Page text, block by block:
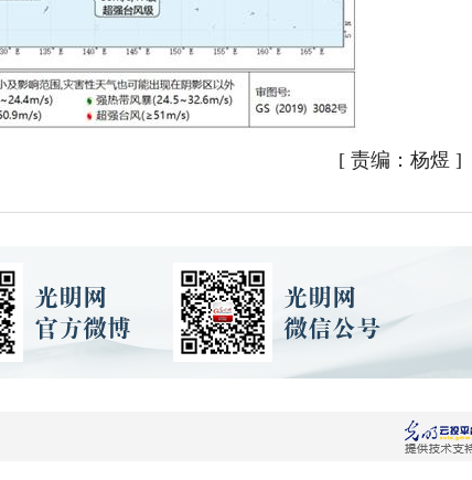
[ 责编：杨煜 ]